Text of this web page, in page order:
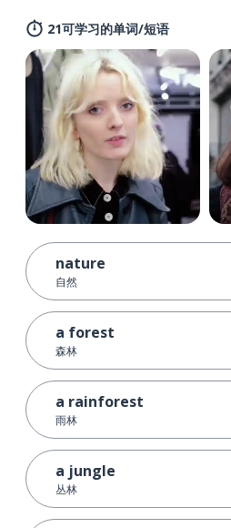
21可学习的单词/短语
nature
自然
a forest
森林
a rainforest
雨林
a jungle
丛林